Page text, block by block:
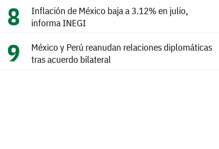
Inflación de México baja a 3.12% en julio,
informa INEGI
México y Perú reanudan relaciones diplomáticas
tras acuerdo bilateral